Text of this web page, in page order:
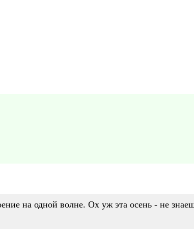
на одной волне. Ох уж эта осень - не